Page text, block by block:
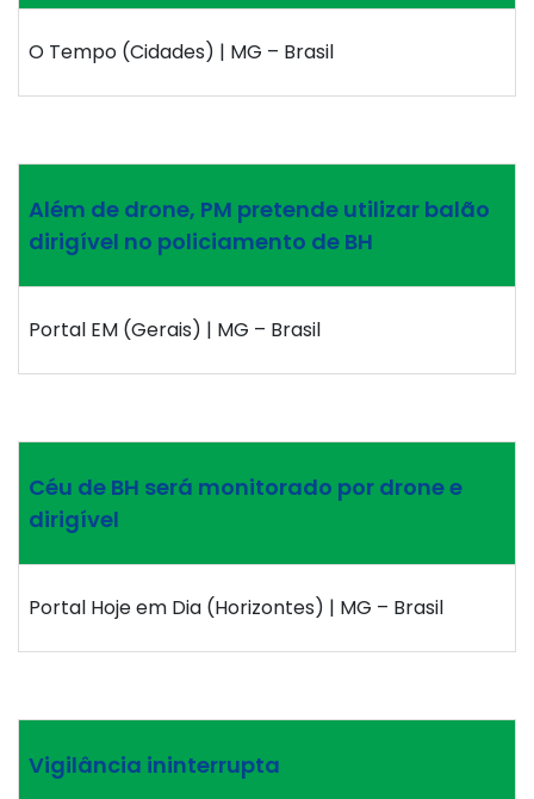
O Tempo (Cidades) | MG – Brasil
Além de drone, PM pretende utilizar balão
dirigível no policiamento de BH
Portal EM (Gerais) | MG – Brasil
Céu de BH será monitorado por drone e
dirigível
Portal Hoje em Dia (Horizontes) | MG – Brasil
Vigilância ininterrupta